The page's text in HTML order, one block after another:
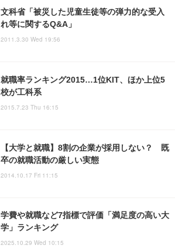
文科省「被災した児童生徒等の弾力的な受入
れ等に関するQ&A」
2011.3.30 Wed 19:56
就職率ランキング2015…1位KIT、ほか上位5
校が工科系
2015.7.23 Thu 16:15
【大学と就職】8割の企業が採用しない？ 既
卒の就職活動の厳しい実態
2014.10.17 Fri 11:15
学費や就職など7指標で評価「満足度の高い大
学」ランキング
2025.10.29 Wed 10:15